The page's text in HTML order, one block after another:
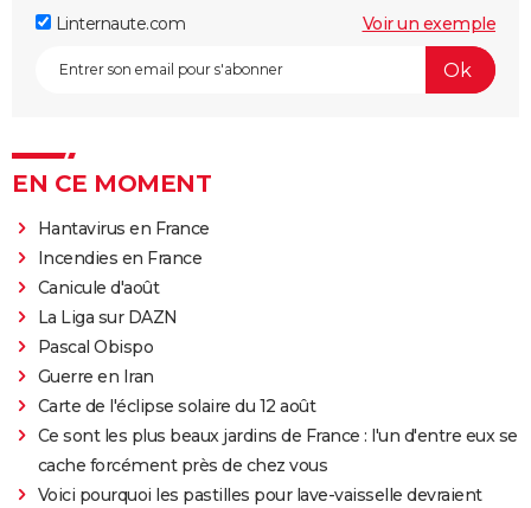
Linternaute.com Voir un exemple
EN CE MOMENT
Hantavirus en France
Incendies en France
Canicule d'août
La Liga sur DAZN
Pascal Obispo
Guerre en Iran
Carte de l'éclipse solaire du 12 août
Ce sont les plus beaux jardins de France : l'un d'entre eux se
cache forcément près de chez vous
Voici pourquoi les pastilles pour lave-vaisselle devraient